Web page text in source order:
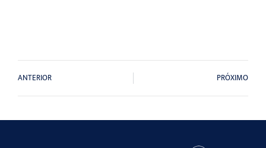
ANTERIOR PRÓXIMO